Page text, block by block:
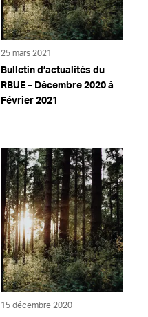
25 mars 2021
Bulletin d’actualités du
RBUE – Décembre 2020 à
Février 2021
15 décembre 2020